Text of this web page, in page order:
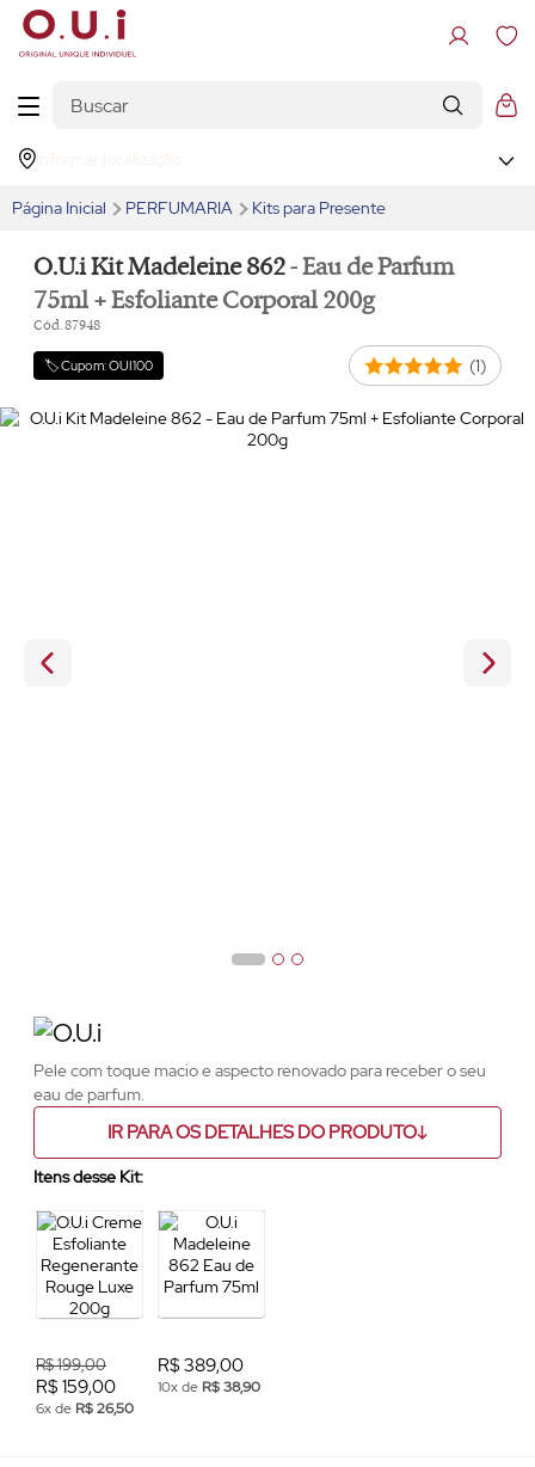
Página Inicial PERFUMARIA Kits para Presente
O.U.i Kit Madeleine 862- Eau de Parfum
75ml + Esfoliante Corporal 200g
Cód. 87948
🏷️ Cupom: OUI100 (1)
Pele com toque macio e aspecto renovado para receber o seu
eau de parfum.
IR PARA OS DETALHES DO PRODUTO
Itens desse Kit:
R$ 199,00
R$ 159,00
6x de R$ 26,50
R$ 389,00
10x de R$ 38,90